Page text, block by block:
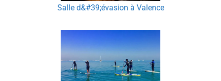
Salle d&#39;évasion à Valence